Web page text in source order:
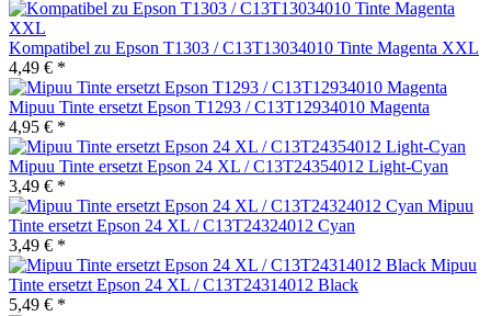
Kompatibel zu Epson T1303 / C13T13034010 Tinte Magenta XXL
4,49 € *
Mipuu Tinte ersetzt Epson T1293 / C13T12934010 Magenta
4,95 € *
Mipuu Tinte ersetzt Epson 24 XL / C13T24354012 Light-Cyan
3,49 € *
Mipuu
Tinte ersetzt Epson 24 XL / C13T24324012 Cyan
3,49 € *
Mipuu
Tinte ersetzt Epson 24 XL / C13T24314012 Black
5,49 € *